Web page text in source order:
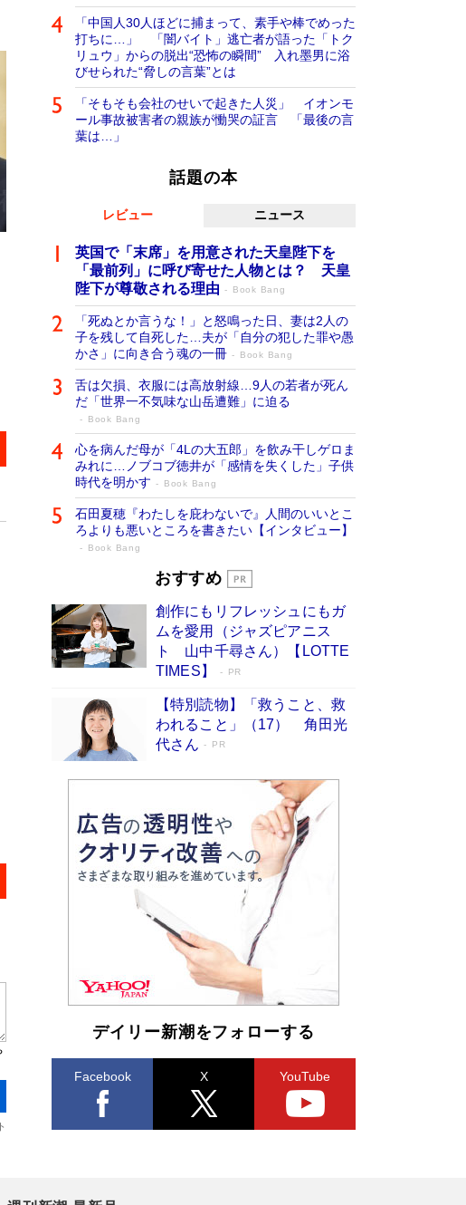
「中国人30人ほどに捕まって、素手や棒でめった
打ちに…」 「闇バイト」逃亡者が語った「トク
リュウ」からの脱出“恐怖の瞬間” 入れ墨男に浴
びせられた“脅しの言葉”とは
「そもそも会社のせいで起きた人災」 イオンモ
ール事故被害者の親族が慟哭の証言 「最後の言
葉は…」
話題の本
レビュー ニュース
英国で「末席」を用意された天皇陛下を
「最前列」に呼び寄せた人物とは？ 天皇
陛下が尊敬される理由
Book Bang
「死ぬとか言うな！」と怒鳴った日、妻は2人の
子を残して自死した…夫が「自分の犯した罪や愚
かさ」に向き合う魂の一冊
Book Bang
舌は欠損、衣服には高放射線…9人の若者が死ん
だ「世界一不気味な山岳遭難」に迫る
Book Bang
心を病んだ母が「4Lの大五郎」を飲み干しゲロま
みれに…ノブコブ徳井が「感情を失くした」子供
時代を明かす
Book Bang
石田夏穂『わたしを庇わないで』人間のいいとこ
ろよりも悪いところを書きたい【インタビュー】
Book Bang
73歳でも働くしかない 「老後レス時代」
「『火垂るの墓』は、大嘘である」原作者が抱き
続けた“自責の念”とは…「自己憐憫は描きたくな
い」監督が徹底的にこだわったこと（後編） #
Book Bang
「なんで？ そんな馬鹿な……」90歳になった作
家・阿刀田高さんが、ひとり暮らしの生活を明か
す
Book Bang
人々が新たな一歩を踏み出す連作短篇集『海のほ
Book Bang
和田秀樹の70代、80代向け新書がベスト3を独
占 上半期1位にも選出［新書ベストセラー］
Book Bang
おすすめ
創作にもリフレッシュにもガ
ムを愛用（ジャズピアニス
ト 山中千尋さん）【LOTTE
TIMES】
PR
【特別読物】「救うこと、救
われること」（17） 角田光
代さん
PR
デイリー新潮をフォローする
Facebook X YouTube